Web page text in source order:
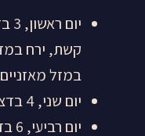
קשת, ירח
במזל
יום שני, 4 בדצמבר, ונוס נכנסת למזל עקרב.
יום רביעי, 6 בדצמבר, ירח נכנס למזל בתולה.